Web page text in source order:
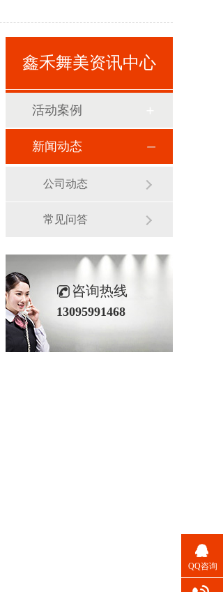
鑫禾舞美资讯中心
活动案例
新闻动态
公司动态
常见问答
咨询热线
13095991468
QQ咨询